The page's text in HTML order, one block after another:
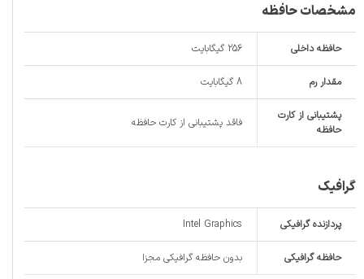
مشخصات حافظه
حافظه داخلی 256 گیگابایت
مقدار رم 8 گیگابایت
پشتیبانی از کارت
حافظه
فاقد پشتیبانی از کارت حافظه
گرافیک
پردازنده گرافیکی Intel Graphics
حافظه گرافیکی بدون حافظه گرافیکی مجزا